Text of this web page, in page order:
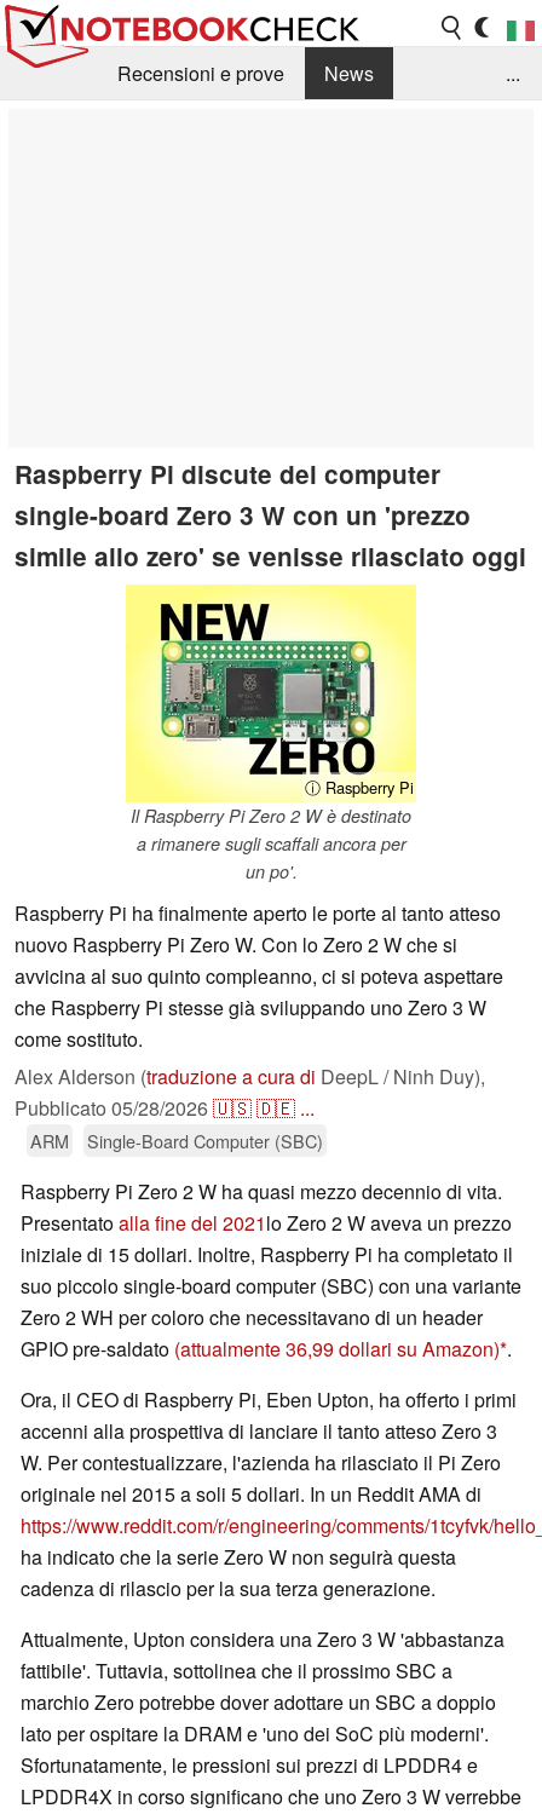
Recensioni e prove
News
...
Raspberry Pi discute del computer
single-board Zero 3 W con un 'prezzo
simile allo zero' se venisse rilasciato oggi
ⓘ Raspberry Pi
Il Raspberry Pi Zero 2 W è destinato
a rimanere sugli scaffali ancora per
un po'.
Raspberry Pi ha finalmente aperto le porte al tanto atteso
nuovo Raspberry Pi Zero W. Con lo Zero 2 W che si
avvicina al suo quinto compleanno, ci si poteva aspettare
che Raspberry Pi stesse già sviluppando uno Zero 3 W
come sostituto.
Alex Alderson (traduzione a cura di DeepL / Ninh Duy),
Pubblicato 05/28/2026🇺🇸🇩🇪 ...
ARM Single-Board Computer (SBC)
Raspberry Pi Zero 2 W ha quasi mezzo decennio di vita.
Presentatoalla fine del 2021lo Zero 2 W aveva un prezzo
iniziale di 15 dollari. Inoltre, Raspberry Pi ha completato il
suo piccolo single-board computer (SBC) con una variante
Zero 2 WH per coloro che necessitavano di un header
GPIO pre-saldato (attualmente 36,99 dollari su Amazon) .
Ora, il CEO di Raspberry Pi, Eben Upton, ha offerto i primi
accenni alla prospettiva di lanciare il tanto atteso Zero 3
W. Per contestualizzare, l'azienda ha rilasciato il Pi Zero
originale nel 2015 a soli 5 dollari. In un Reddit AMA di
https://www.reddit.com/r/engineering/comments/1tcyfvk/
ha indicato che la serie Zero W non seguirà questa
cadenza di rilascio per la sua terza generazione.
Attualmente, Upton considera una Zero 3 W 'abbastanza
fattibile'. Tuttavia, sottolinea che il prossimo SBC a
marchio Zero potrebbe dover adottare un SBC a doppio
lato per ospitare la DRAM e 'uno dei SoC più moderni'.
Sfortunatamente, le pressioni sui prezzi di LPDDR4 e
LPDDR4X in corso significano che uno Zero 3 W verrebbe